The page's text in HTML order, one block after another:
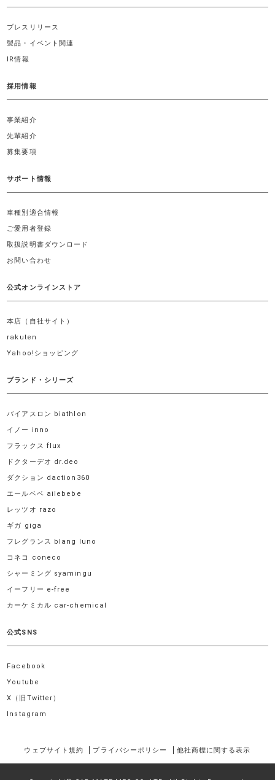
プレスリリース
製品・イベント関連
IR情報
採用情報
事業紹介
先輩紹介
募集要項
サポート情報
車種別適合情報
ご愛用者登録
取扱説明書ダウンロード
お問い合わせ
公式オンラインストア
本店（自社サイト）
rakuten
Yahoo!ショッピング
ブランド・シリーズ
バイアスロン biathlon
イノー inno
フラックス flux
ドクターデオ dr.deo
ダクション daction360
エールベベ ailebebe
レッツオ razo
ギガ giga
フレグランス blang luno
コネコ coneco
シャーミング syamingu
イーフリー e-free
カーケミカル car-chemical
公式SNS
Facebook
Youtube
X（旧Twitter）
Instagram
ウェブサイト規約 プライバシーポリシー 他社商標に関する表示